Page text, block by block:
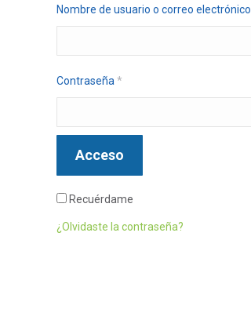
Nombre de usuario o correo electrónico
Contraseña *
Acceso
Recuérdame
¿Olvidaste la contraseña?